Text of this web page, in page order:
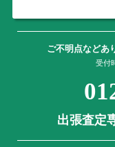
ご不明点などあ
受付
出張査定